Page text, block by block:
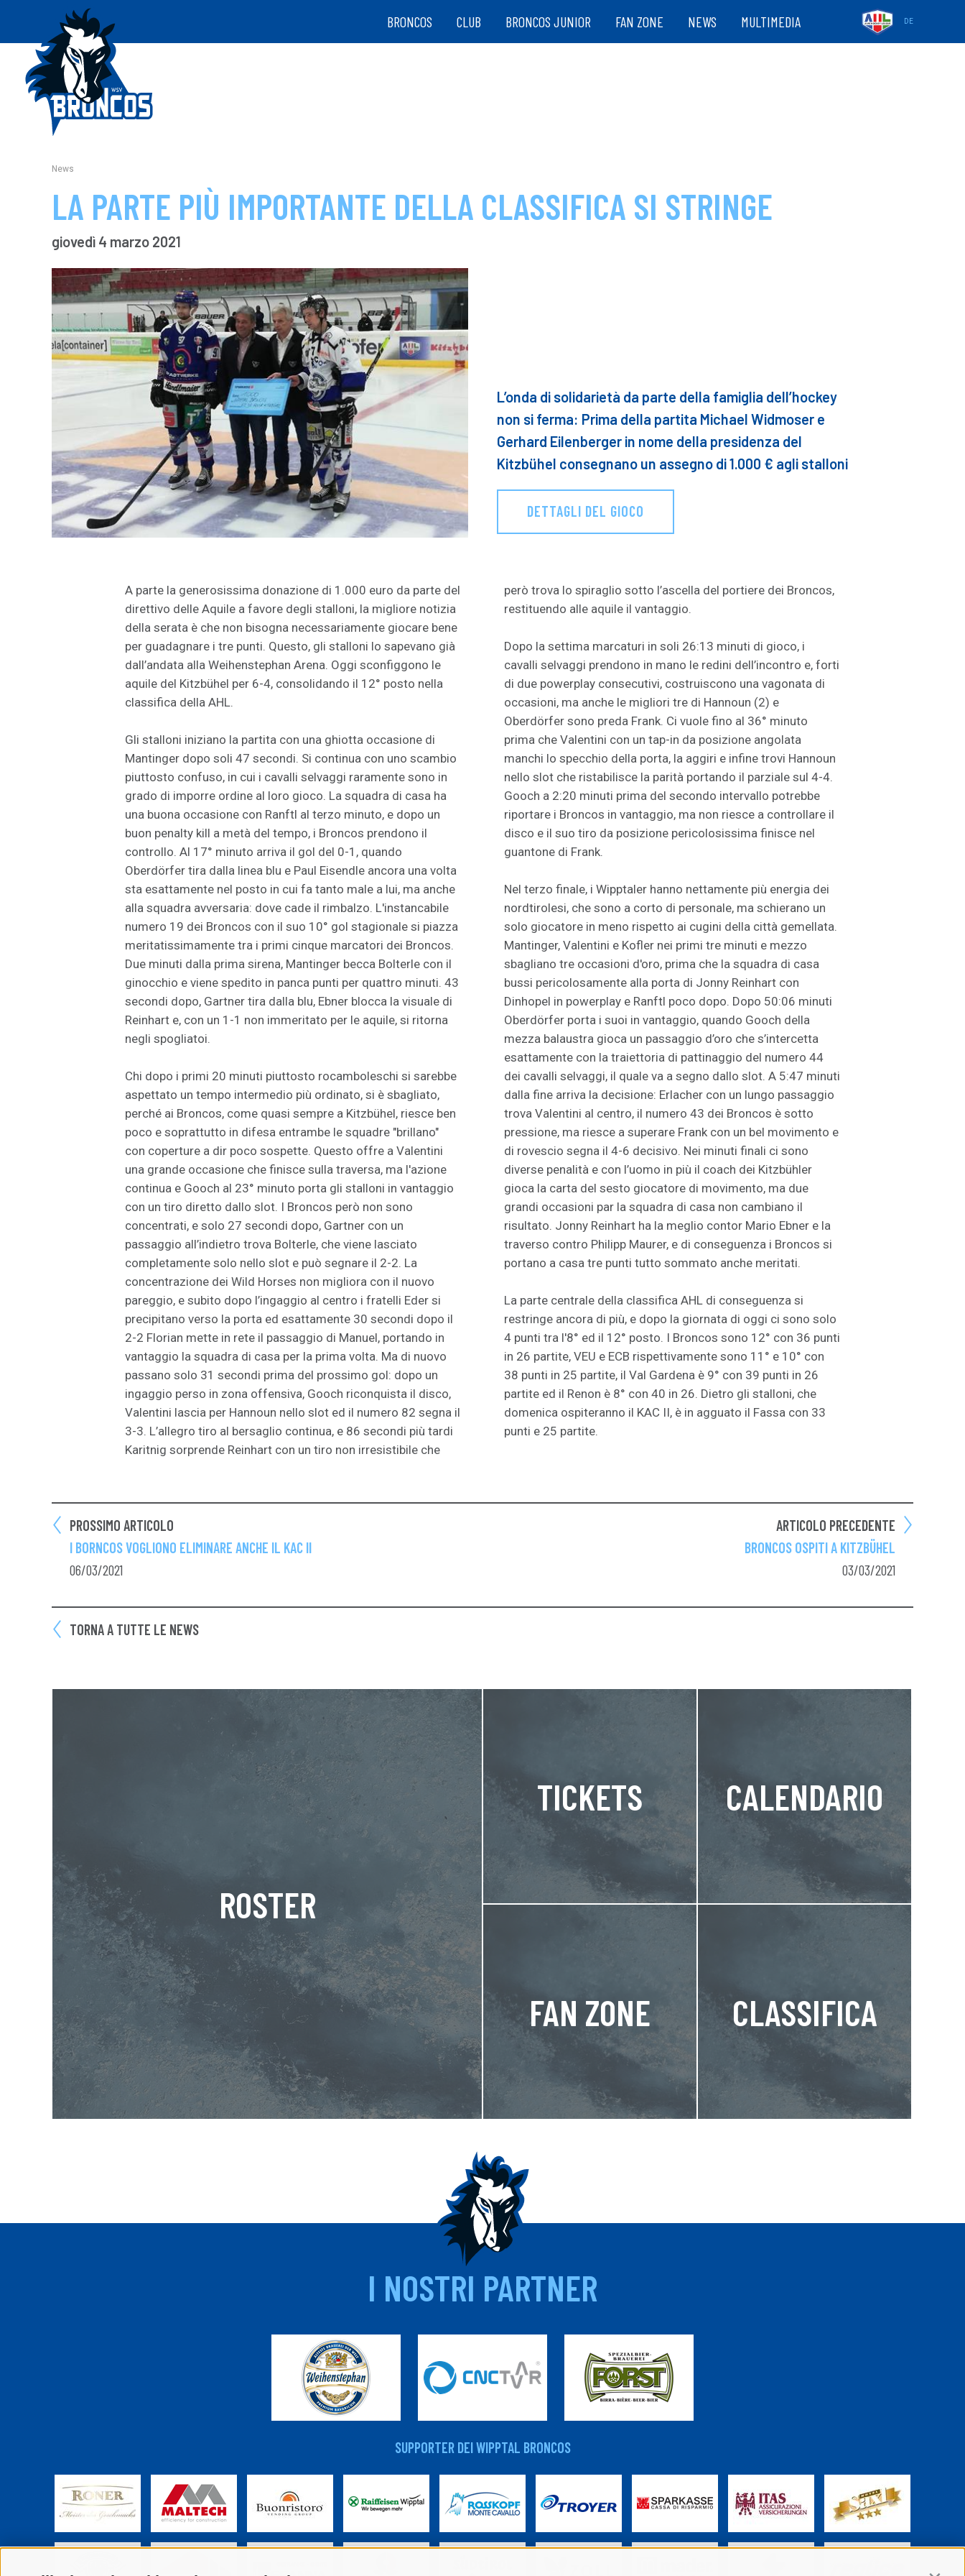
BRONCOS CLUB BRONCOS JUNIOR FAN ZONE NEWS MULTIMEDIA DE
News
LA PARTE PIÙ IMPORTANTE DELLA CLASSIFICA SI STRINGE
giovedì 4 marzo 2021
L’onda di solidarietà da parte della famiglia dell’hockey
non si ferma: Prima della partita Michael Widmoser e
Gerhard Eilenberger in nome della presidenza del
Kitzbühel consegnano un assegno di 1.000 € agli stalloni
DETTAGLI DEL GIOCO
A parte la generosissima donazione di 1.000 euro da parte del
direttivo delle Aquile a favore degli stalloni, la migliore notizia
della serata è che non bisogna necessariamente giocare bene
per guadagnare i tre punti. Questo, gli stalloni lo sapevano già
dall’andata alla Weihenstephan Arena. Oggi sconfiggono le
aquile del Kitzbühel per 6-4, consolidando il 12° posto nella
classifica della AHL.
Gli stalloni iniziano la partita con una ghiotta occasione di
Mantinger dopo soli 47 secondi. Si continua con uno scambio
piuttosto confuso, in cui i cavalli selvaggi raramente sono in
grado di imporre ordine al loro gioco. La squadra di casa ha
una buona occasione con Ranftl al terzo minuto, e dopo un
buon penalty kill a metà del tempo, i Broncos prendono il
controllo. Al 17° minuto arriva il gol del 0-1, quando
Oberdörfer tira dalla linea blu e Paul Eisendle ancora una volta
sta esattamente nel posto in cui fa tanto male a lui, ma anche
alla squadra avversaria: dove cade il rimbalzo. L'instancabile
numero 19 dei Broncos con il suo 10° gol stagionale si piazza
meritatissimamente tra i primi cinque marcatori dei Broncos.
Due minuti dalla prima sirena, Mantinger becca Bolterle con il
ginocchio e viene spedito in panca punti per quattro minuti. 43
secondi dopo, Gartner tira dalla blu, Ebner blocca la visuale di
Reinhart e, con un 1-1 non immeritato per le aquile, si ritorna
negli spogliatoi.
Chi dopo i primi 20 minuti piuttosto rocamboleschi si sarebbe
aspettato un tempo intermedio più ordinato, si è sbagliato,
perché ai Broncos, come quasi sempre a Kitzbühel, riesce ben
poco e soprattutto in difesa entrambe le squadre "brillano"
con coperture a dir poco sospette. Questo offre a Valentini
una grande occasione che finisce sulla traversa, ma l'azione
continua e Gooch al 23° minuto porta gli stalloni in vantaggio
con un tiro diretto dallo slot. I Broncos però non sono
concentrati, e solo 27 secondi dopo, Gartner con un
passaggio all’indietro trova Bolterle, che viene lasciato
completamente solo nello slot e può segnare il 2-2. La
concentrazione dei Wild Horses non migliora con il nuovo
pareggio, e subito dopo l’ingaggio al centro i fratelli Eder si
precipitano verso la porta ed esattamente 30 secondi dopo il
2-2 Florian mette in rete il passaggio di Manuel, portando in
vantaggio la squadra di casa per la prima volta. Ma di nuovo
passano solo 31 secondi prima del prossimo gol: dopo un
ingaggio perso in zona offensiva, Gooch riconquista il disco,
Valentini lascia per Hannoun nello slot ed il numero 82 segna il
3-3. L’allegro tiro al bersaglio continua, e 86 secondi più tardi
Karitnig sorprende Reinhart con un tiro non irresistibile che
però trova lo spiraglio sotto l’ascella del portiere dei Broncos,
restituendo alle aquile il vantaggio.
Dopo la settima marcaturi in soli 26:13 minuti di gioco, i
cavalli selvaggi prendono in mano le redini dell’incontro e, forti
di due powerplay consecutivi, costruiscono una vagonata di
occasioni, ma anche le migliori tre di Hannoun (2) e
Oberdörfer sono preda Frank. Ci vuole fino al 36° minuto
prima che Valentini con un tap-in da posizione angolata
manchi lo specchio della porta, la aggiri e infine trovi Hannoun
nello slot che ristabilisce la parità portando il parziale sul 4-4.
Gooch a 2:20 minuti prima del secondo intervallo potrebbe
riportare i Broncos in vantaggio, ma non riesce a controllare il
disco e il suo tiro da posizione pericolosissima finisce nel
guantone di Frank.
Nel terzo finale, i Wipptaler hanno nettamente più energia dei
nordtirolesi, che sono a corto di personale, ma schierano un
solo giocatore in meno rispetto ai cugini della città gemellata.
Mantinger, Valentini e Kofler nei primi tre minuti e mezzo
sbagliano tre occasioni d'oro, prima che la squadra di casa
bussi pericolosamente alla porta di Jonny Reinhart con
Dinhopel in powerplay e Ranftl poco dopo. Dopo 50:06 minuti
Oberdörfer porta i suoi in vantaggio, quando Gooch della
mezza balaustra gioca un passaggio d’oro che s’intercetta
esattamente con la traiettoria di pattinaggio del numero 44
dei cavalli selvaggi, il quale va a segno dallo slot. A 5:47 minuti
dalla fine arriva la decisione: Erlacher con un lungo passaggio
trova Valentini al centro, il numero 43 dei Broncos è sotto
pressione, ma riesce a superare Frank con un bel movimento e
di rovescio segna il 4-6 decisivo. Nei minuti finali ci sono
diverse penalità e con l’uomo in più il coach dei Kitzbühler
gioca la carta del sesto giocatore di movimento, ma due
grandi occasioni par la squadra di casa non cambiano il
risultato. Jonny Reinhart ha la meglio contor Mario Ebner e la
traverso contro Philipp Maurer, e di conseguenza i Broncos si
portano a casa tre punti tutto sommato anche meritati.
La parte centrale della classifica AHL di conseguenza si
restringe ancora di più, e dopo la giornata di oggi ci sono solo
4 punti tra l'8° ed il 12° posto. I Broncos sono 12° con 36 punti
in 26 partite, VEU e ECB rispettivamente sono 11° e 10° con
38 punti in 25 partite, il Val Gardena è 9° con 39 punti in 26
partite ed il Renon è 8° con 40 in 26. Dietro gli stalloni, che
domenica ospiteranno il KAC II, è in agguato il Fassa con 33
punti e 25 partite.
PROSSIMO ARTICOLO
I BORNCOS VOGLIONO ELIMINARE ANCHE IL KAC II
06/03/2021
ARTICOLO PRECEDENTE
BRONCOS OSPITI A KITZBÜHEL
03/03/2021
TORNA A TUTTE LE NEWS
ROSTER
TICKETS CALENDARIO
FAN ZONE CLASSIFICA
I NOSTRI PARTNER
SUPPORTER DEI WIPPTAL BRONCOS